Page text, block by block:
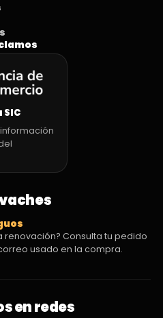
renovación? Consulta tu pedido
usado en la compra.
en redes